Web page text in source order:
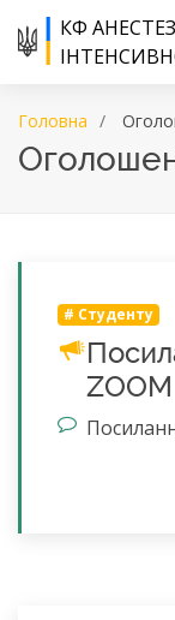
КФ
Головна
# Студенту
ZOOM